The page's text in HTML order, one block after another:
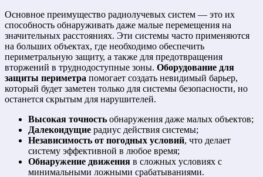
Основное преимущество радиолучевых систем — это их
способность обнаруживать даже малые перемещения на
значительных расстояниях. Эти системы часто применяются
на больших объектах, где необходимо обеспечить
периметральную защиту, а также для предотвращения
вторжений в труднодоступные зоны. Оборудование для
защиты периметра помогает создать невидимый барьер,
который будет заметен только для системы безопасности, но
останется скрытым для нарушителей.
Высокая точность обнаружения даже малых объектов;
Далекоидущие радиус действия системы;
Независимость от погодных условий, что делает
систему эффективной в любое время;
Обнаружение движения в сложных условиях с
минимальными ложными срабатываниями.